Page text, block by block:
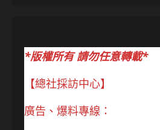
*版權所有 請勿任意轉載*
【總社採訪中心】
廣告、爆料專線：